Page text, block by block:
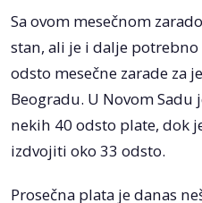
Sa ovom mesečnom
stan, ali je i dalje
odsto mesečne zarade za
Beogradu. U Novom
nekih 40 odsto plate, dok
izdvojiti oko 33 odsto.
Prosečna plata je danas